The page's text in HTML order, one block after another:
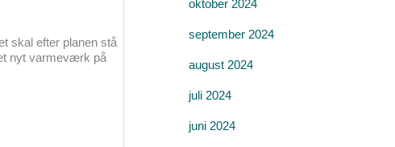
skal efter planen stå
nyt varmeværk på
oktober 2024
september 2024
august 2024
juli 2024
juni 2024